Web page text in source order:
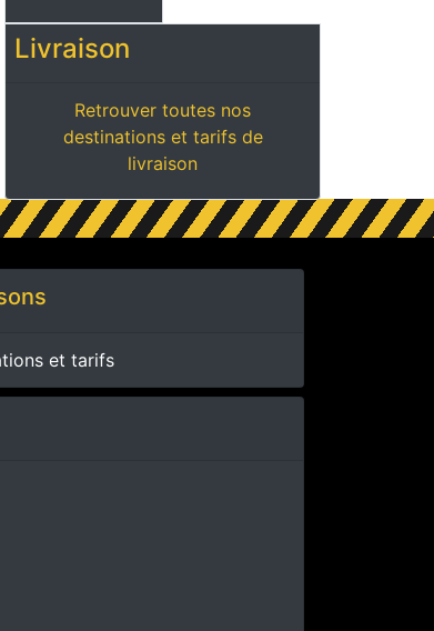
Livraison
Retrouver toutes nos
destinations et tarifs de
livraison
et tarifs